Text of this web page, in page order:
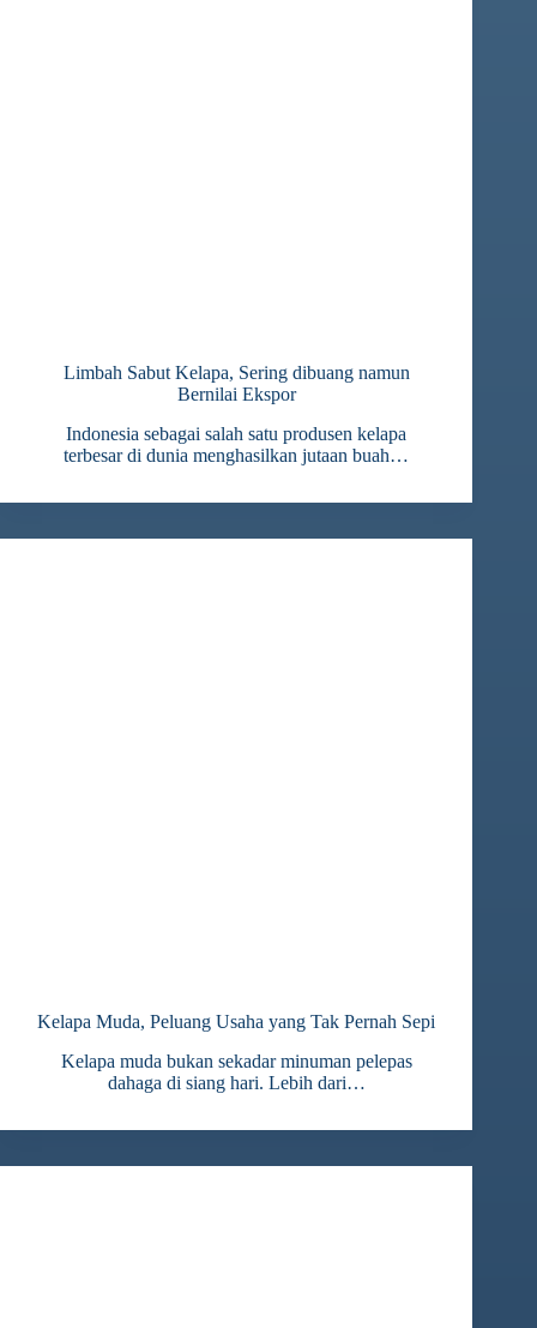
Limbah Sabut Kelapa, Sering dibuang namun
Bernilai Ekspor
Indonesia sebagai salah satu produsen kelapa
terbesar di dunia menghasilkan jutaan buah…
Kelapa Muda, Peluang Usaha yang Tak Pernah Sepi
Kelapa muda bukan sekadar minuman pelepas
dahaga di siang hari. Lebih dari…